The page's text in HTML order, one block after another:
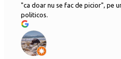
"ca doar nu se fac de picior", pe
politicos.